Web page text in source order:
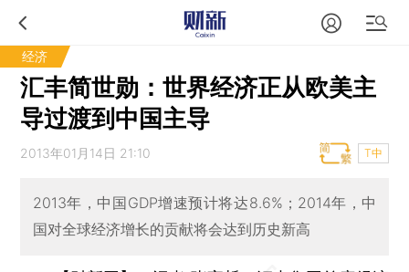
经济
汇丰简世勋：世界经济正从欧美主
导过渡到中国主导
2013年01月14日 21:10 T中
2013年，中国GDP增速预计将达8.6%；2014年，中
国对全球经济增长的贡献将会达到历史新高